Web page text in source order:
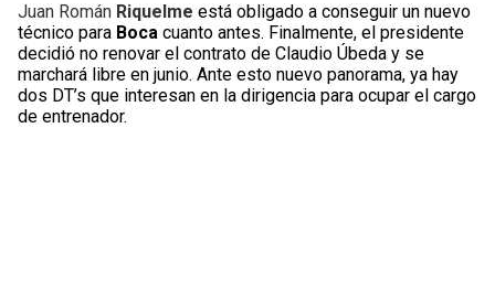
Juan Román Riquelme está obligado a conseguir un nuevo
técnico para Boca cuanto antes. Finalmente, el presidente
decidió no renovar el contrato de Claudio Úbeda y se
marchará libre en junio. Ante esto nuevo panorama, ya hay
dos DT’s que interesan en la dirigencia para ocupar el cargo
de entrenador.